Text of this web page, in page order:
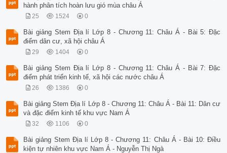
hành phân tích hoàn lưu gió mùa châu Á
25 1524 0
Bài giảng Stem Địa lí Lớp 8 - Chương 11: Châu Á - Bài 5: Đặc
điểm dân cư, xã hội châu Á
29 1404 0
Bài giảng Stem Địa lí Lớp 8 - Chương 11: Châu Á - Bài 7: Đặc
điểm phát triển kinh tế, xã hội các nước châu Á
26 1386 0
Bài giảng Stem Địa lí Lớp 8 - Chương 11: Châu Á - Bài 11: Dân cư
và đặc điểm kinh tế khu vực Nam Á
32 1106 0
Bài giảng Stem Địa lí Lớp 8 - Chương 11: Châu Á - Bài 10: Điều
kiện tự nhiên khu vực Nam Á - Nguyễn Thị Ngà